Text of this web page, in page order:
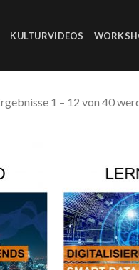
KULTURVIDEOS
1 – 12 von 40
Auf die